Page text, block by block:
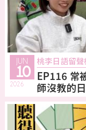
JUN
10
2026
桃李日語留聲
EP116 常
師沒教的